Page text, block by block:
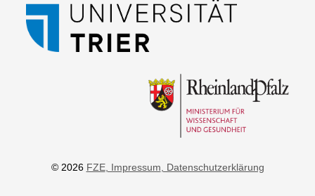
© 2026 FZE, Impressum, Datenschutzerklärung